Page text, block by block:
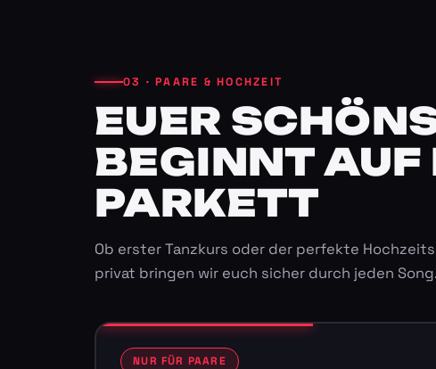
03 · PAARE & HOCHZEIT
EUER
BEGINNT AUF
PARKETT
Ob erster Tanzkurs oder der perfekte
privat bringen wir euch sicher durch jeden Song.
NUR FÜR PAARE